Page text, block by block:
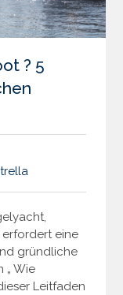
? 5
eine
gründliche
„ Wie
Leitfaden